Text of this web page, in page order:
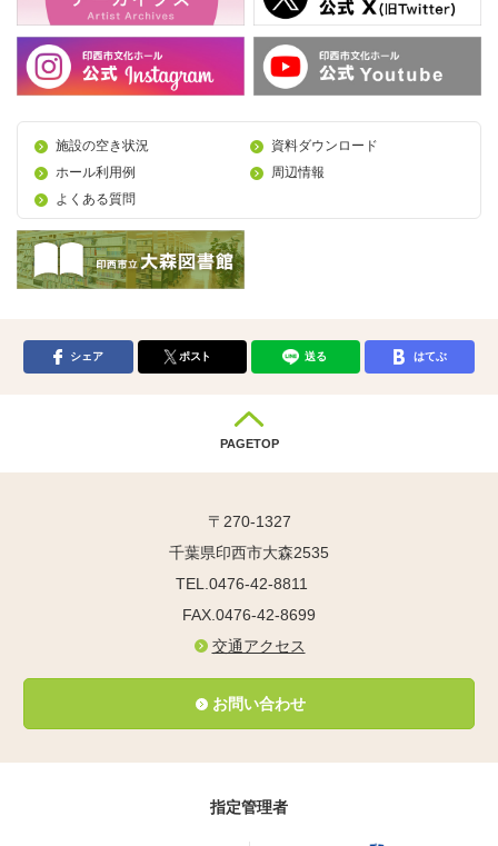
施設の空き状況
資料ダウンロード
ホール利用例
周辺情報
よくある質問
シェア ポスト 送る はてぶ
PAGETOP
〒270-1327
千葉県印西市大森2535
TEL.0476-42-8811
FAX.0476-42-8699
交通アクセス
お問い合わせ
指定管理者